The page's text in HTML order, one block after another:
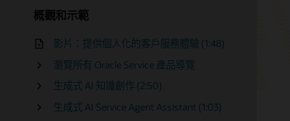
概觀和示範
影片：提供個人化的客戶服務體驗 (1:48)
瀏覽所有 Oracle Service 產品導覽
生成式 AI 知識創作 (2:50)
生成式 AI Service Agent Assistant (1:03)
Oracle Fusion Service 文件
B2C 服務文件
Field Service 文件
Oracle Fusion Service 說明中心影片
Oracle 引導式學習
Oracle Digital Customer Service 和 B2C
服務學習訂閱
Oracle Digital Customer Service 認證路
徑
Oracle CX LinkedIn 社群
Oracle Consulting
尋找合作夥伴
與 Oracle CX 合作
什麼是 CX？
什麼是客戶服務？
什麼是知識管理？
什麼是 CRM？